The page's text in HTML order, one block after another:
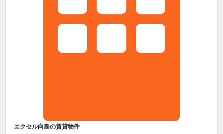
エクセル向島の賃貸物件